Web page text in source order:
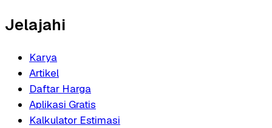
Jelajahi
Karya
Artikel
Daftar Harga
Aplikasi Gratis
Kalkulator Estimasi